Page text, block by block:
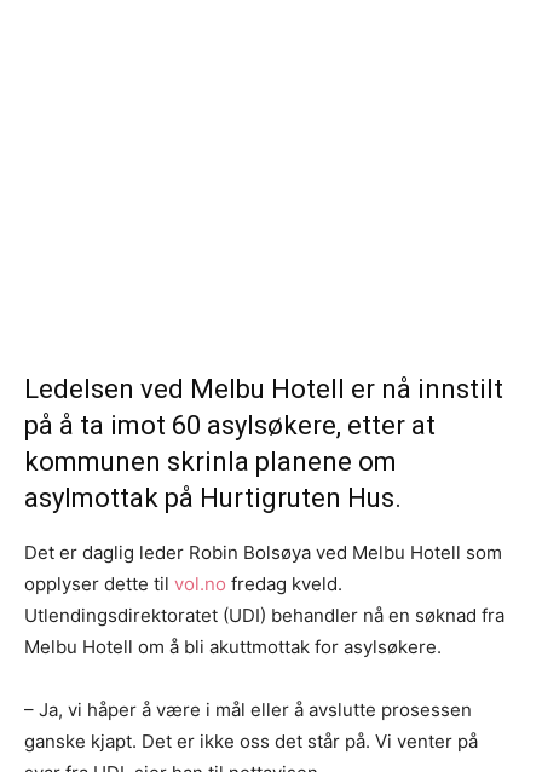
Ledelsen ved Melbu Hotell er nå innstilt
på å ta imot 60 asylsøkere, etter at
kommunen skrinla planene om
asylmottak på Hurtigruten Hus.
Det er daglig leder Robin Bolsøya ved Melbu Hotell som
opplyser dette til vol.no fredag kveld.
Utlendingsdirektoratet (UDI) behandler nå en søknad fra
Melbu Hotell om å bli akuttmottak for asylsøkere.
– Ja, vi håper å være i mål eller å avslutte prosessen
ganske kjapt. Det er ikke oss det står på. Vi venter på